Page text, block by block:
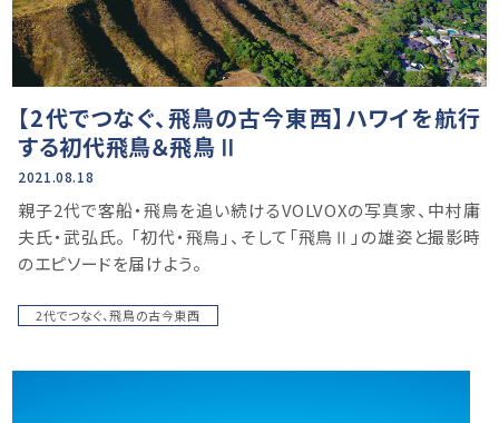
【2代でつなぐ、飛鳥の古今東西】ハワイを航行
する初代飛鳥＆飛鳥Ⅱ
2021.08.18
親⼦2代で客船・飛鳥を追い続けるVOLVOXの写真家、中村庸
夫⽒・武弘⽒。 「初代・⾶⿃」、そして「⾶⿃Ⅱ」の雄姿と撮影時
のエピソードを届けよう。
2代でつなぐ、飛鳥の古今東西